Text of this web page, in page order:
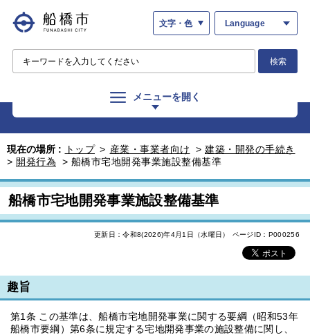
文字・色 Language
検索
メニューを開く
現在の場所 : トップ > 産業・事業者向け > 建築・開発の手続き
> 開発行為 > 船橋市宅地開発事業施設整備基準
船橋市宅地開発事業施設整備基準
更新日：令和8(2026)年4月1日（水曜日） ページID：P000256
趣旨
第1条 この基準は、船橋市宅地開発事業に関する要綱（昭和53年
船橋市要綱）第6条に規定する宅地開発事業の施設整備に関し、